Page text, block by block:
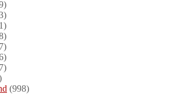
(998)